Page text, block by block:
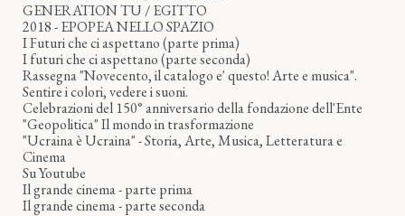
GENERATION TU / EGITTO
2018 - EPOPEA NELLO SPAZIO
I Futuri che ci aspettano (parte prima)
I futuri che ci aspettano (parte seconda)
Rassegna "Novecento, il catalogo e' questo! Arte e musica".
Sentire i colori, vedere i suoni.
Celebrazioni del 150° anniversario della fondazione dell'Ente
"Geopolitica" Il mondo in trasformazione
"Ucraina è Ucraina" - Storia, Arte, Musica, Letteratura e
Cinema
Su Youtube
Il grande cinema - parte prima
Il grande cinema - parte seconda